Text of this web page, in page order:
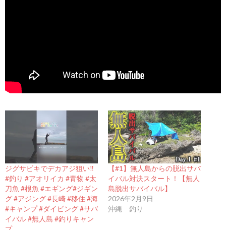
ジグサビキでデカアジ狙い‼️
#釣り #アオリイカ #青物 #太
刀魚 #根魚 #エギング#ジギン
グ #アジング #長崎 #移住 #海
#キャンプ #ダイビング #サバ
イバル #無人島 #釣りキャン
【#1】無人島からの脱出サバ
イバル対決スタート！【無人
島脱出サバイバル】
2026年2月9日
沖縄 釣り